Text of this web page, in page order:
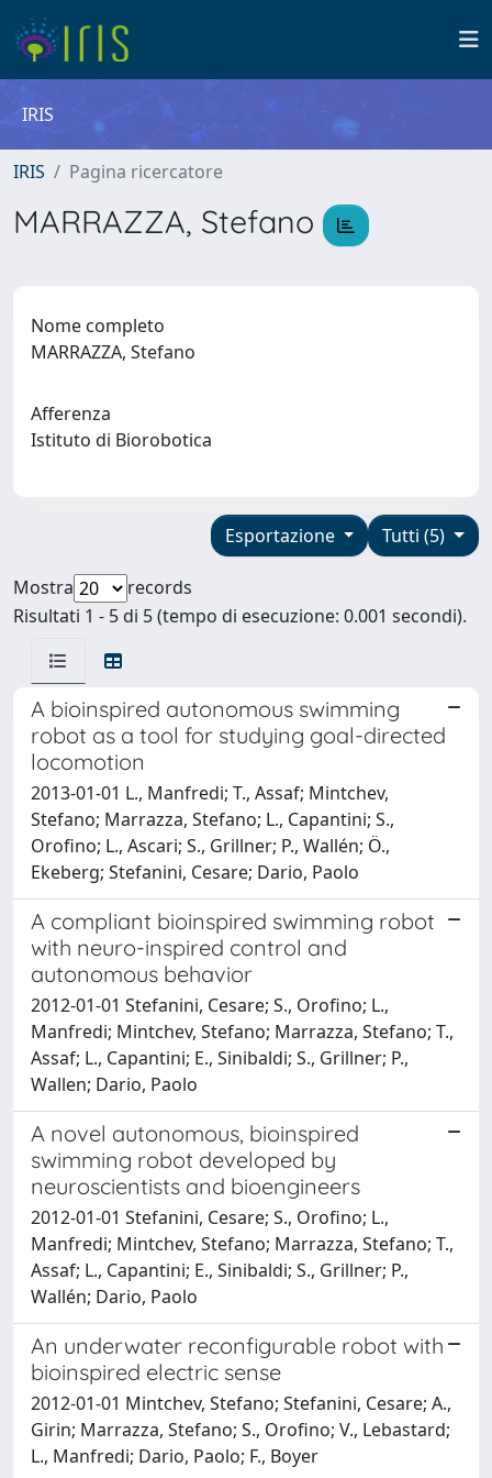
IRIS
IRIS Pagina ricercatore
MARRAZZA, Stefano
Nome completo
MARRAZZA, Stefano
Afferenza
Istituto di Biorobotica
Tutti (5)
Esportazione
Mostra
records
Risultati 1 - 5 di 5 (tempo di esecuzione: 0.001 secondi).
A bioinspired autonomous swimming
robot as a tool for studying goal-directed
locomotion
2013-01-01 L., Manfredi; T., Assaf; Mintchev,
Stefano; Marrazza, Stefano; L., Capantini; S.,
Orofino; L., Ascari; S., Grillner; P., Wallén; Ö.,
Ekeberg; Stefanini, Cesare; Dario, Paolo
A compliant bioinspired swimming robot
with neuro-inspired control and
autonomous behavior
2012-01-01 Stefanini, Cesare; S., Orofino; L.,
Manfredi; Mintchev, Stefano; Marrazza, Stefano; T.,
Assaf; L., Capantini; E., Sinibaldi; S., Grillner; P.,
Wallen; Dario, Paolo
A novel autonomous, bioinspired
swimming robot developed by
neuroscientists and bioengineers
2012-01-01 Stefanini, Cesare; S., Orofino; L.,
Manfredi; Mintchev, Stefano; Marrazza, Stefano; T.,
Assaf; L., Capantini; E., Sinibaldi; S., Grillner; P.,
Wallén; Dario, Paolo
An underwater reconfigurable robot with
bioinspired electric sense
2012-01-01 Mintchev, Stefano; Stefanini, Cesare; A.,
Girin; Marrazza, Stefano; S., Orofino; V., Lebastard;
L., Manfredi; Dario, Paolo; F., Boyer